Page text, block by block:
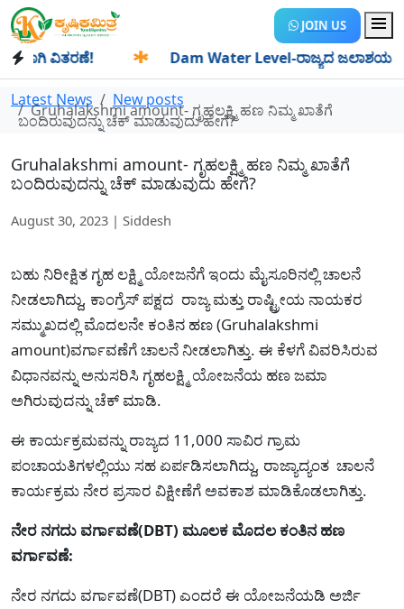
JOIN US
ವಿತರಣೆ! Dam Water Level-ರಾಜ್ಯದ ಜಲಾಶಯಗಳಿಗೆ
Latest News New posts
Gruhalakshmi amount- ಗೃಹಲಕ್ಷ್ಮಿ ಹಣ ನಿಮ್ಮ ಖಾತೆಗೆ
ಬಂದಿರುವುದನ್ನು ಚೆಕ್ ಮಾಡುವುದು ಹೇಗೆ?
Gruhalakshmi amount- ಗೃಹಲಕ್ಷ್ಮಿ ಹಣ ನಿಮ್ಮ ಖಾತೆಗೆ
ಬಂದಿರುವುದನ್ನು ಚೆಕ್ ಮಾಡುವುದು ಹೇಗೆ?
August 30, 2023 | Siddesh
ಬಹು ನಿರೀಕ್ಷಿತ ಗೃಹ ಲಕ್ಷ್ಮಿ ಯೋಜನೆಗೆ ಇಂದು ಮೈಸೂರಿನಲ್ಲಿ ಚಾಲನೆ
ನೀಡಲಾಗಿದ್ದು, ಕಾಂಗ್ರೆಸ್ ಪಕ್ಷದ ರಾಜ್ಯ ಮತ್ತು ರಾಷ್ಟ್ರೀಯ ನಾಯಕರ
ಸಮ್ಮುಖದಲ್ಲಿ ಮೊದಲನೇ ಕಂತಿನ ಹಣ (Gruhalakshmi
amount)ವರ್ಗಾವಣೆಗೆ ಚಾಲನೆ ನೀಡಲಾಗಿತ್ತು. ಈ ಕೆಳಗೆ ವಿವರಿಸಿರುವ
ವಿಧಾನವನ್ನು ಅನುಸರಿಸಿ ಗೃಹಲಕ್ಷ್ಮಿ ಯೋಜನೆಯ ಹಣ ಜಮಾ
ಅಗಿರುವುದನ್ನು ಚೆಕ್ ಮಾಡಿ.
ಈ ಕಾರ್ಯಕ್ರಮವನ್ನು ರಾಜ್ಯದ 11,000 ಸಾವಿರ ಗ್ರಾಮ
ಪಂಚಾಯತಿಗಳಲ್ಲಿಯು ಸಹ ಏರ್ಪಡಿಸಲಾಗಿದ್ದು, ರಾಜ್ಯಾದ್ಯಂತ ಚಾಲನೆ
ಕಾರ್ಯಕ್ರಮ ನೇರ ಪ್ರಸಾರ ವಿಕ್ಷೀಣೆಗೆ ಅವಕಾಶ ಮಾಡಿಕೊಡಲಾಗಿತ್ತು.
ನೇರ ನಗದು ವರ್ಗಾವಣೆ(DBT) ಮೂಲಕ ಮೊದಲ ಕಂತಿನ ಹಣ
ವರ್ಗಾವಣೆ:
ನೇರ ನಗದು ವರ್ಗಾವಣೆ(DBT) ಎಂದರೆ ಈ ಯೋಜನೆಯಡಿ ಅರ್ಜಿ